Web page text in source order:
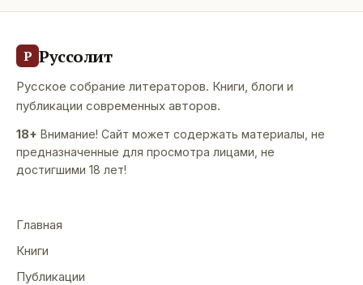
Р Руссолит
Русское собрание литераторов. Книги, блоги и
публикации современных авторов.
18+ Внимание! Сайт может содержать материалы, не
предназначенные для просмотра лицами, не
достигшими 18 лет!
Главная
Книги
Публикации